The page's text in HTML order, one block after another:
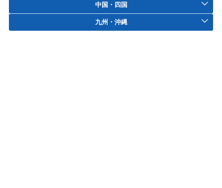
中国・四国
九州・沖縄